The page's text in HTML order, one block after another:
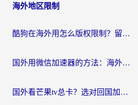
海外地区限制
酷狗在海外用怎么版权限制？留学生亲测：3步解决听国内音乐难题
国外用微信加速器的方法：海外党无缝连接国内生活的实用指南
国外看芒果tv总卡？选对回国加速器，轻松追《浪姐》不费劲